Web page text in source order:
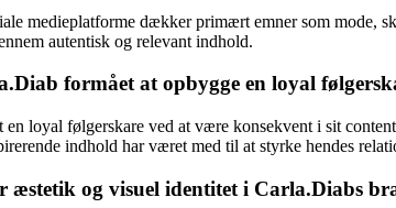
medieplatforme dækker primært emner som mode,
autentisk og relevant indhold.
formået at opbygge en loyal
en loyal følgerskare ved at være konsekvent i sit
indhold har været med til at styrke hendes
æstetik og visuel identitet i Carla.Diabs